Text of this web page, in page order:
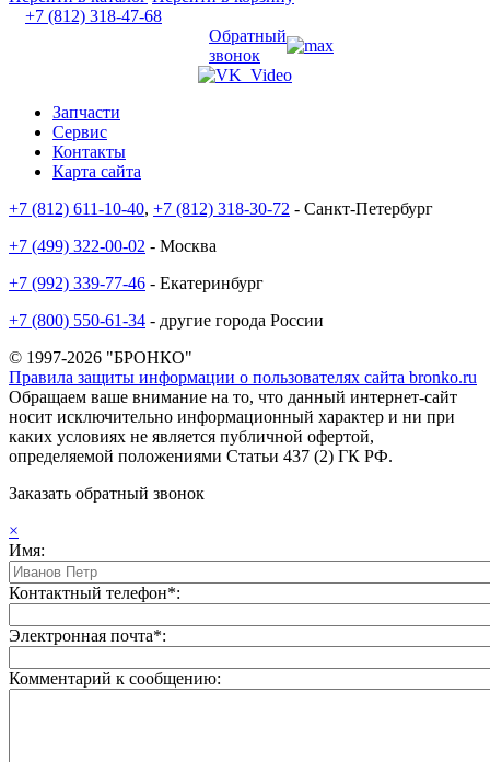
+7 (812) 318-47-68
Обратный
звонок
Запчасти
Сервис
Контакты
Карта сайта
+7 (812) 611-10-40, +7 (812) 318-30-72 - Санкт-Петербург
+7 (499) 322-00-02 - Москва
+7 (992) 339-77-46 - Екатеринбург
+7 (800) 550-61-34 - другие города России
© 1997-2026 "БРОНКО"
Правила защиты информации о пользователях сайта bronko.ru
Обращаем ваше внимание на то, что данный интернет-сайт
носит исключительно информационный характер и ни при
каких условиях не является публичной офертой,
определяемой положениями Статьи 437 (2) ГК РФ.
Заказать обратный звонок
×
Имя:
Контактный телефон*:
Электронная почта*:
Комментарий к сообщению: